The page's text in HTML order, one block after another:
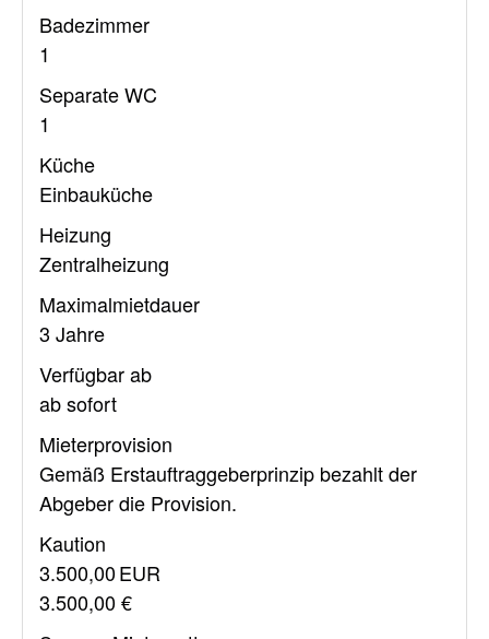
Badezimmer
1
Separate WC
1
Küche
Einbauküche
Heizung
Zentralheizung
Maximalmietdauer
3 Jahre
Verfügbar ab
ab sofort
Mieter­provision
Gemäß Erstauftraggeberprinzip bezahlt der
Abgeber die Provision.
Kaution
3.500,00 EUR
3.500,00 €